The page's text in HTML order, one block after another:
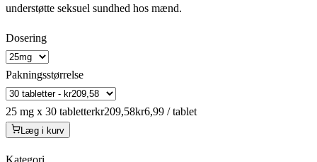
understøtte seksuel sundhed hos mænd.
Dosering
Pakningsstørrelse
25 mg x 30 tabletterkr209,58kr6,99 / tablet
Læg i kurv
Kategori